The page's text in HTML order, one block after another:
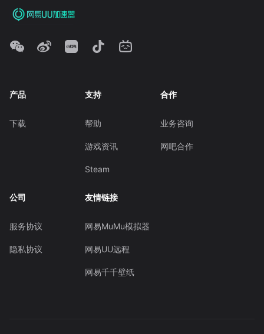
产品
下载
支持
帮助
游戏资讯
Steam
合作
业务咨询
网吧合作
公司
服务协议
隐私协议
友情链接
网易MuMu模拟器
网易UU远程
网易千千壁纸